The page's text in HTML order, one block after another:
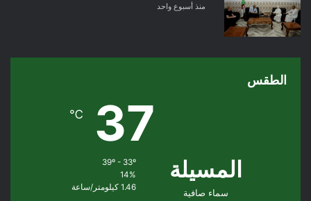
منذ أسبوع واحد
الطقس
المسيلة
سماء صافية
37
℃
39º - 33º
14%
1.46 كيلومتر/ساعة